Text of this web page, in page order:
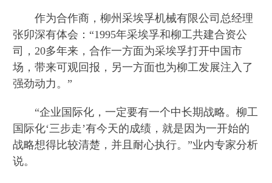
作为合作商，柳州采埃孚机械有限公司总经理
张卯深有体会：“1995年采埃孚和柳工共建合资公
司，20多年来，合作一方面为采埃孚打开中国市
场，带来可观回报，另一方面也为柳工发展注入了
强劲动力。”
“企业国际化，一定要有一个中长期战略。柳工
国际化‘三步走’有今天的成绩，就是因为一开始的
战略想得比较清楚，并且耐心执行。”业内专家分析
说。